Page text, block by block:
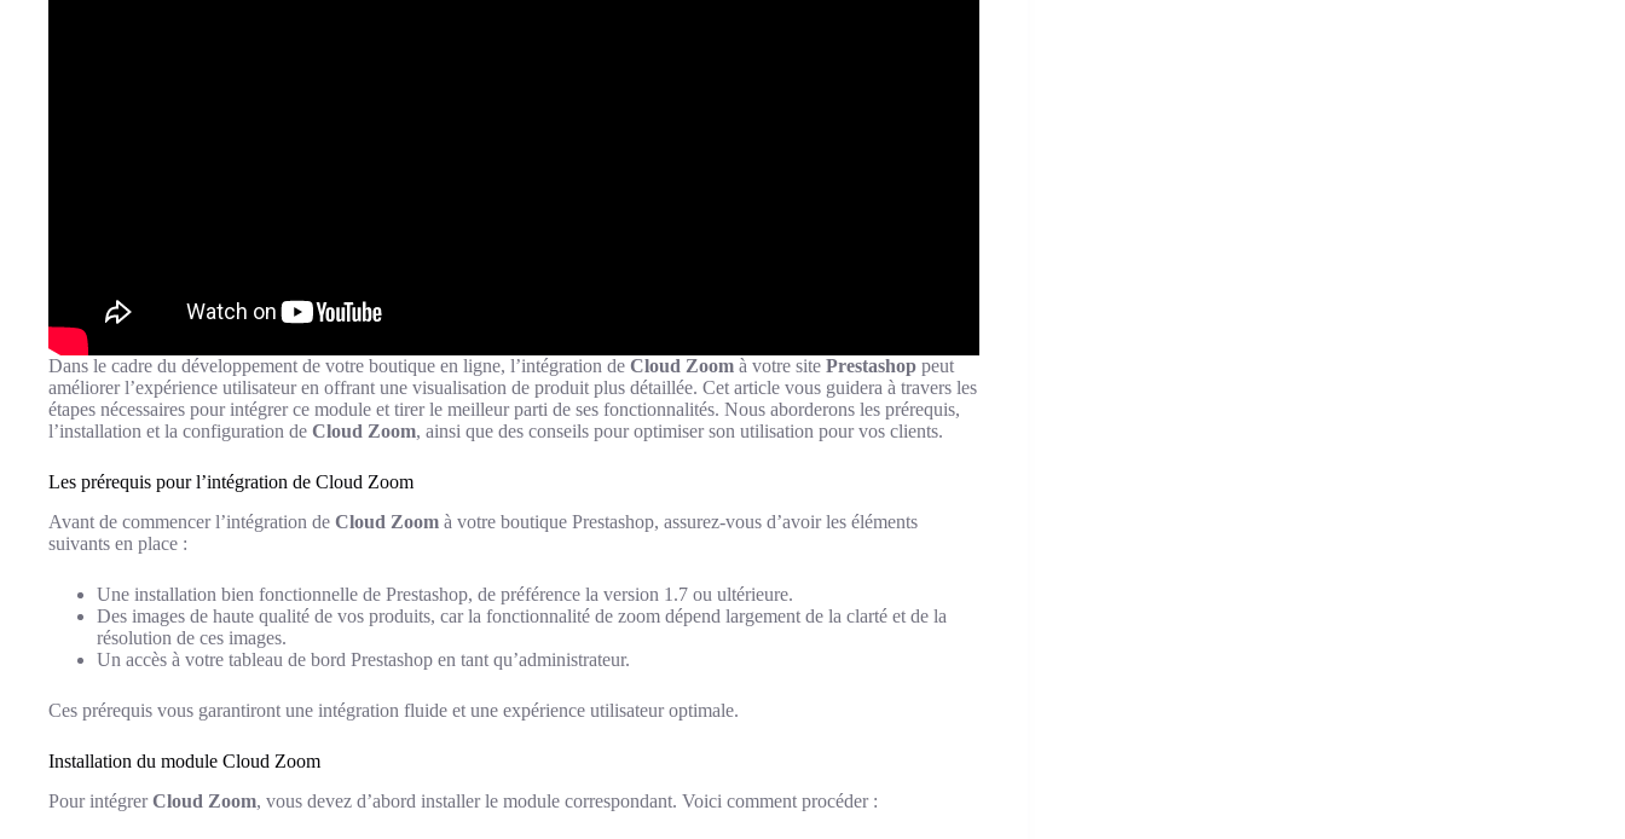
Dans le cadre du développement de votre boutique en ligne, l’intégration de Cloud Zoom à votre site Prestashop peut
améliorer l’expérience utilisateur en offrant une visualisation de produit plus détaillée. Cet article vous guidera à travers les
étapes nécessaires pour intégrer ce module et tirer le meilleur parti de ses fonctionnalités. Nous aborderons les prérequis,
l’installation et la configuration de Cloud Zoom, ainsi que des conseils pour optimiser son utilisation pour vos clients.
Les prérequis pour l’intégration de Cloud Zoom
Avant de commencer l’intégration de Cloud Zoom à votre boutique Prestashop, assurez-vous d’avoir les éléments
suivants en place :
Une installation bien fonctionnelle de Prestashop, de préférence la version 1.7 ou ultérieure.
Des images de haute qualité de vos produits, car la fonctionnalité de zoom dépend largement de la clarté et de la
résolution de ces images.
Un accès à votre tableau de bord Prestashop en tant qu’administrateur.
Ces prérequis vous garantiront une intégration fluide et une expérience utilisateur optimale.
Installation du module Cloud Zoom
Pour intégrerCloud Zoom, vous devez d’abord installer le module correspondant. Voici comment procéder :